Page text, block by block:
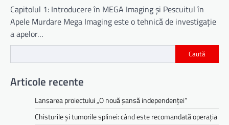
Capitolul 1: Introducere în MEGA Imaging și Pescuitul în
Apele Murdare Mega Imaging este o tehnică de investigație
a apelor…
Caută
Articole recente
Lansarea proiectului „O nouă șansă independenței”
Chisturile și tumorile splinei: când este recomandată operația